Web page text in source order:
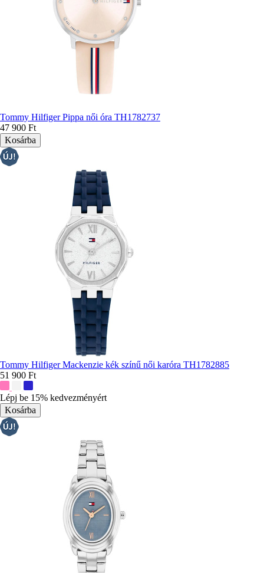
Tommy Hilfiger Pippa női óra TH1782737
47 900 Ft
Tommy Hilfiger Mackenzie kék színű női karóra TH1782885
51 900 Ft
színek:
Lépj be 15% kedvezményért